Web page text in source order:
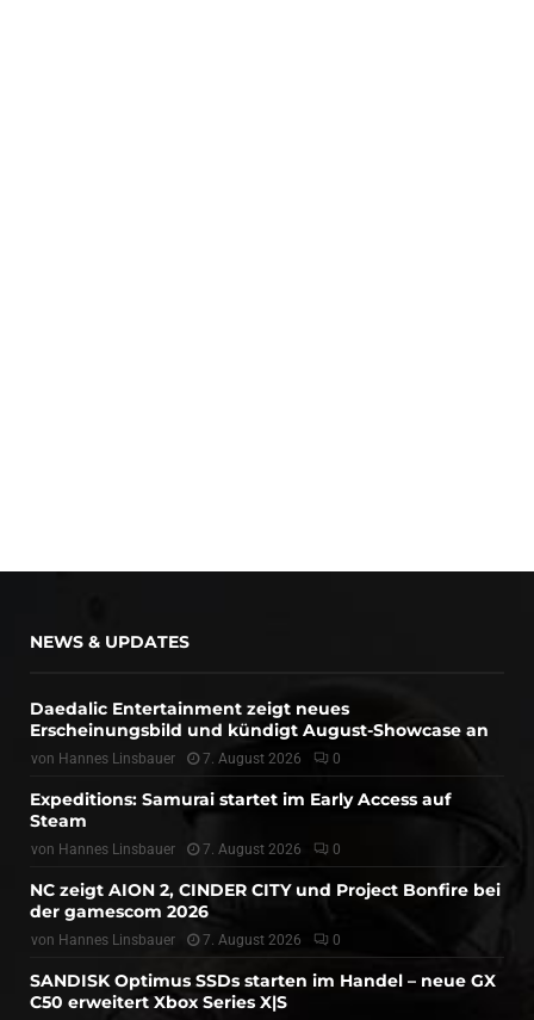
NEWS & UPDATES
Daedalic Entertainment zeigt neues
Erscheinungsbild und kündigt August-Showcase an
von Hannes Linsbauer 7. August 2026 0
Expeditions: Samurai startet im Early Access auf
Steam
von Hannes Linsbauer 7. August 2026 0
NC zeigt AION 2, CINDER CITY und Project Bonfire bei
der gamescom 2026
von Hannes Linsbauer 7. August 2026 0
SANDISK Optimus SSDs starten im Handel – neue GX
C50 erweitert Xbox Series X|S